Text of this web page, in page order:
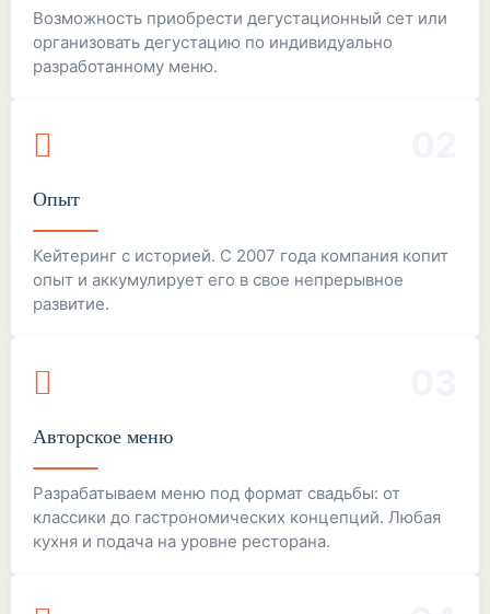
Возможность приобрести дегустационный сет или
организовать дегустацию по индивидуально
разработанному меню.
Опыт
Кейтеринг с историей. С 2007 года компания копит
опыт и аккумулирует его в свое непрерывное
развитие.
Авторское меню
Разрабатываем меню под формат свадьбы: от
классики до гастрономических концепций. Любая
кухня и подача на уровне ресторана.